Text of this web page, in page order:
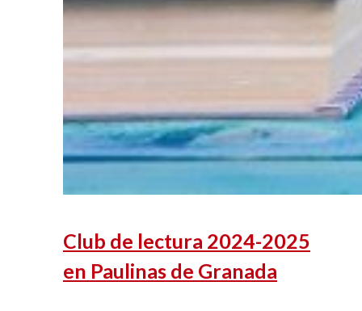
Club de lectura 2024-2025
en Paulinas de Granada